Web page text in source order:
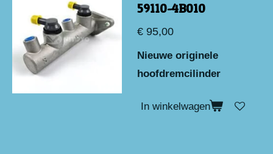
59110-4B010
€ 95,00
Nieuwe originele
hoofdremcilinder
In winkelwagen